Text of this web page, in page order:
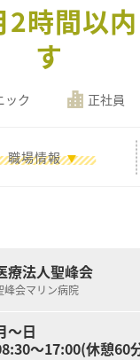
時間以
す
ック 正社員
職場情報
療法人聖峰会
峰会マリン病院
～日
～17:00(休憩60